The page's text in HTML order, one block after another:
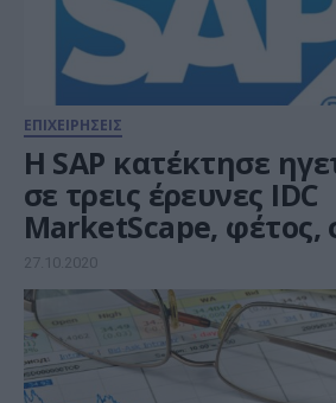
ΕΠΙΧΕΙΡΗΣΕΙΣ
Η SAP κατέκτησε
σε τρεις έρευνες IDC
MarketScape, φέτος,
του ERP
27.10.2020